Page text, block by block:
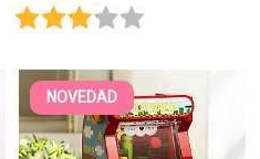
NOVEDAD